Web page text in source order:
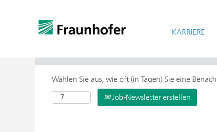
KARRIERE
> Weitere Suchoptionen
Wählen Sie aus, wie oft (in Tagen) Sie eine
Job-Newsletter erstellen